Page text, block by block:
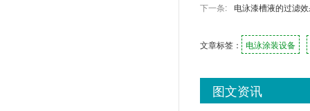
下一条:
电泳漆槽液的过滤
文章标签： 电泳涂装设备
图文资讯